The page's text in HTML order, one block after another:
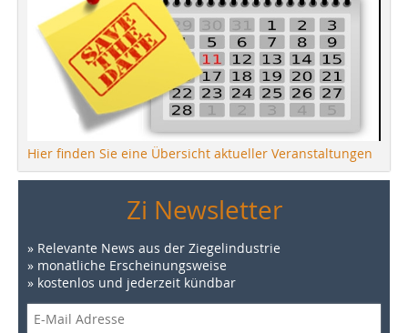
Hier finden Sie eine Übersicht aktueller Veranstaltungen
Zi Newsletter
» Relevante News aus der Ziegelindustrie
» monatliche Erscheinungsweise
» kostenlos und jederzeit kündbar